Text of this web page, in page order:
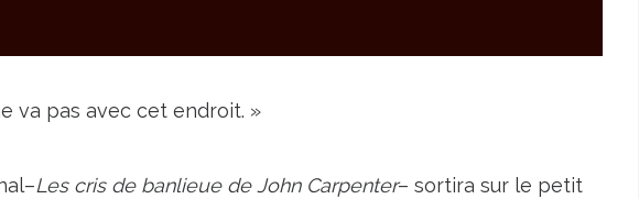
va pas avec cet endroit. »
Les cris de banlieue de John Carpenter– sortira sur le petit